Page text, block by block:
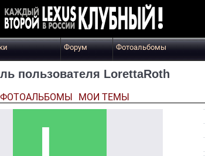
Форум Фотоальбомы
пользователя LorettaRoth
ФОТОАЛЬБОМЫ
МОИ ТЕМЫ